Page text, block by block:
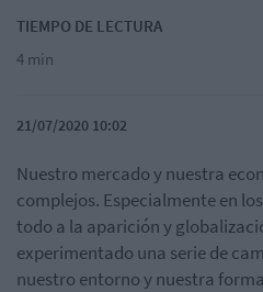
TIEMPO DE LECTURA
4 min
21/07/2020 10:02
Nuestro mercado y nuestra
complejos. Especialmente en
todo a la aparición y
experimentado una serie de
nuestro entorno y nuestra